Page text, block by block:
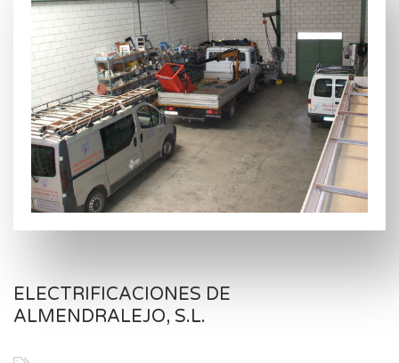
ELECTRIFICACIONES DE
ALMENDRALEJO, S.L.